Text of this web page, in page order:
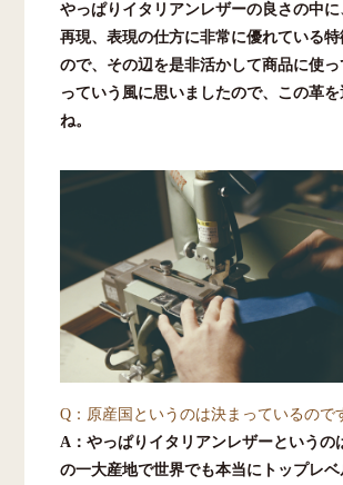
やっぱりイタリアンレザーの良さの中
再現、表現の仕方に非常に優れている
ので、その辺を是非活かして商品に使
っていう風に思いましたので、この革
ね。
Q：原産国というのは決まっているので
A：やっぱりイタリアンレザーというの
の一大産地で世界でも本当にトップレ